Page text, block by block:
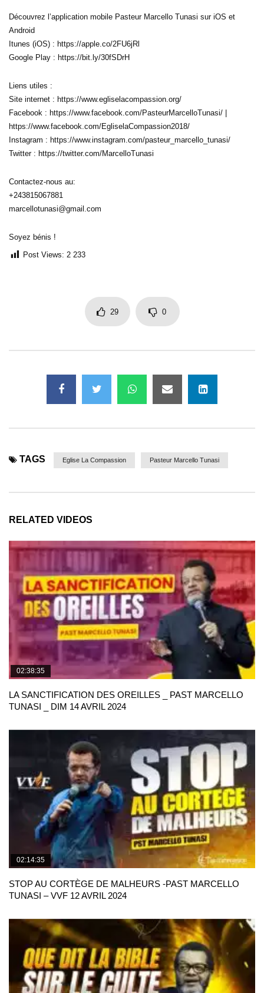
Découvrez l’application mobile Pasteur Marcello Tunasi sur iOS et
Android
Itunes (iOS) : https://apple.co/2FU6jRl
Google Play : https://bit.ly/30fSDrH
Liens utiles :
Site internet : https://www.egliselacompassion.org/
Facebook : https://www.facebook.com/PasteurMarcelloTunasi/ |
https://www.facebook.com/EgliselaCompassion2018/
Instagram : https://www.instagram.com/pasteur_marcello_tunasi/
Twitter : https://twitter.com/MarcelloTunasi
Contactez-nous au:
+243815067881
marcellotunasi@gmail.com
Soyez bénis !
Post Views: 2 233
29 0
TAGS Eglise La Compassion Pasteur Marcello Tunasi
RELATED VIDEOS
02:38:35
LA SANCTIFICATION DES OREILLES _ PAST MARCELLO
TUNASI _ DIM 14 AVRIL 2024
02:14:35
STOP AU CORTÈGE DE MALHEURS -PAST MARCELLO
TUNASI – VVF 12 AVRIL 2024